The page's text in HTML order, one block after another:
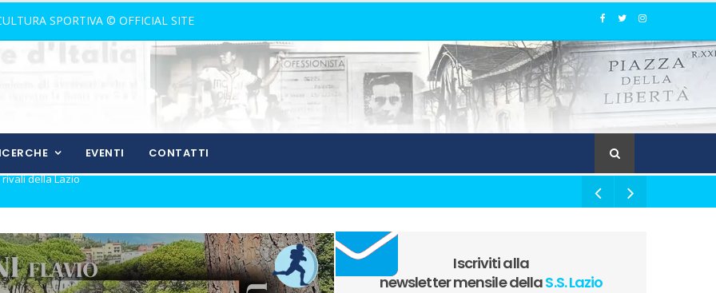
SPORTIVA © OFFICIAL SITE
EVENTI CONTATTI
di andata
Iscriviti alla
newsletter mensile dellaS.S. Lazio